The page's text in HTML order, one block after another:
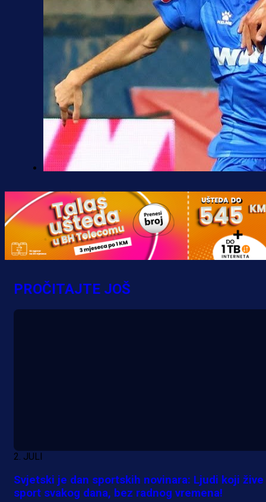
Željo uprkos svim problemima
krenuo pobjedom: Plavi slavili na
Grbavici!
PROČITAJTE JOŠ
2. JULI
Svjetski je dan sportskih novinara: Ljudi koji žive
sport svakog dana, bez radnog vremena!